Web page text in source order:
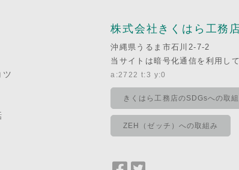
ツ
株式会社きくはら工務
沖縄県うるま市石川2-7-2
当サイトは暗号化通信を利用して
a:2722 t:3 y:0
きくはら工務店のSDGsへの取
ZEH（ゼッチ）への取組み
Facebook